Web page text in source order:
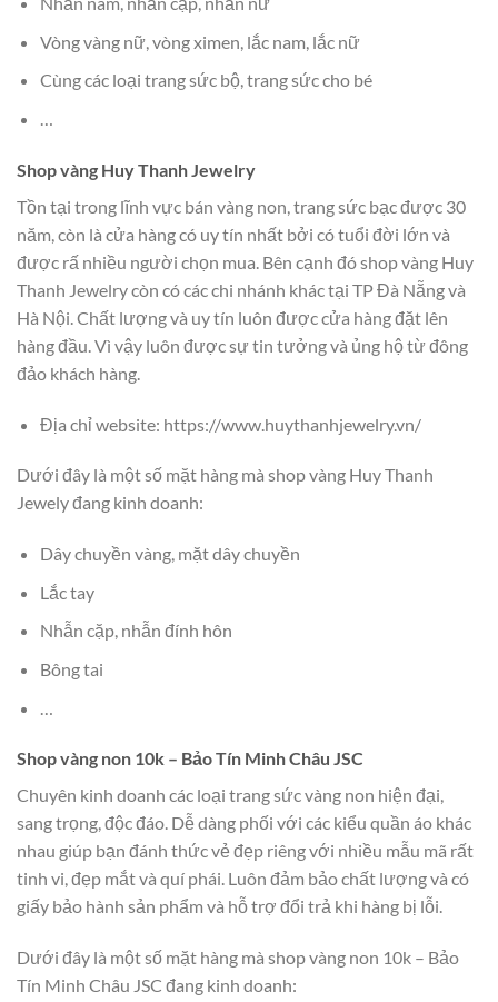
Vòng vàng nữ, vòng ximen, lắc nam, lắc nữ
Cùng các loại trang sức bộ, trang sức cho bé
…
Shop vàng Huy Thanh Jewelry
Tồn tại trong lĩnh vực bán vàng non, trang sức bạc được 30
năm, còn là cửa hàng có uy tín nhất bởi có tuổi đời lớn và
được rấ nhiều người chọn mua. Bên cạnh đó shop vàng Huy
Thanh Jewelry còn có các chi nhánh khác tại TP Đà Nẵng và
Hà Nội. Chất lượng và uy tín luôn được cửa hàng đặt lên
hàng đầu. Vì vậy luôn được sự tin tưởng và ủng hộ từ đông
đảo khách hàng.
Địa chỉ website: https://www.huythanhjewelry.vn/
Dưới đây là một số mặt hàng mà shop vàng Huy Thanh
Jewely đang kinh doanh:
Dây chuyền vàng, mặt dây chuyền
Lắc tay
Nhẫn cặp, nhẫn đính hôn
Bông tai
Shop vàng non 10k – Bảo Tín Minh Châu JSC
Chuyên kinh doanh các loại trang sức vàng non hiện đại,
sang trọng, độc đáo. Dễ dàng phối với các kiểu quần áo khác
nhau giúp bạn đánh thức vẻ đẹp riêng với nhiều mẫu mã rất
tinh vi, đẹp mắt và quí phái. Luôn đảm bảo chất lượng và có
giấy bảo hành sản phẩm và hỗ trợ đổi trả khi hàng bị lỗi.
Dưới đây là một số mặt hàng mà shop vàng non 10k – Bảo
Tín Minh Châu JSC đang kinh doanh: